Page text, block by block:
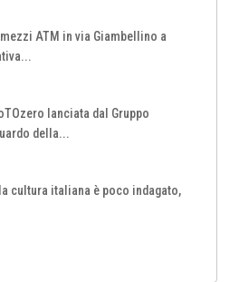
ATM in via Giambellino a
lanciata dal Gruppo
della...
cultura italiana è poco indagato,